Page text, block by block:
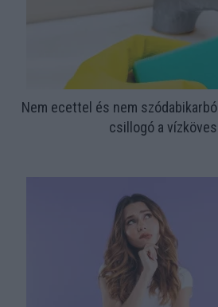
Nem ecettel és nem
csillogó a